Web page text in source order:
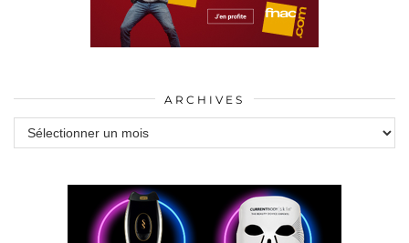
ARCHIVES
Archives